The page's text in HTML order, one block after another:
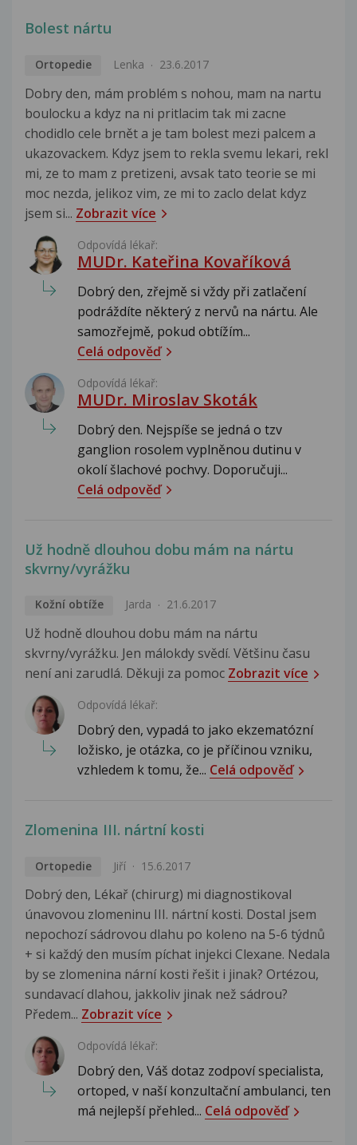
Bolest nártu
Ortopedie Lenka 23.6.2017
Dobry den, mám problém s nohou, mam na nartu
boulocku a kdyz na ni pritlacim tak mi zacne
chodidlo cele brnět a je tam bolest mezi palcem a
ukazovackem. Kdyz jsem to rekla svemu lekari, rekl
mi, ze to mam z pretizeni, avsak tato teorie se mi
moc nezda, jelikoz vim, ze mi to zaclo delat kdyz
jsem si... Zobrazit více
Odpovídá lékař:
MUDr. Kateřina Kovaříková
Dobrý den, zřejmě si vždy při zatlačení
podráždíte některý z nervů na nártu. Ale
samozřejmě, pokud obtížím...
Celá odpověď
Odpovídá lékař:
MUDr. Miroslav Skoták
Dobrý den. Nejspíše se jedná o tzv
ganglion rosolem vyplněnou dutinu v
okolí šlachové pochvy. Doporučuji...
Celá odpověď
Už hodně dlouhou dobu mám na nártu
skvrny/vyrážku
Kožní obtíže Jarda 21.6.2017
Už hodně dlouhou dobu mám na nártu
skvrny/vyrážku. Jen málokdy svědí. Většinu času
není ani zarudlá. Děkuji za pomoc Zobrazit více
Odpovídá lékař:
Dobrý den, vypadá to jako ekzematózní
ložisko, je otázka, co je příčinou vzniku,
vzhledem k tomu, že... Celá odpověď
Zlomenina III. nártní kosti
Ortopedie Jiří 15.6.2017
Dobrý den, Lékař (chirurg) mi diagnostikoval
únavovou zlomeninu III. nártní kosti. Dostal jsem
nepochozí sádrovou dlahu po koleno na 5-6 týdnů
+ si každý den musím píchat injekci Clexane. Nedala
by se zlomenina nární kosti řešit i jinak? Ortézou,
sundavací dlahou, jakkoliv jinak než sádrou?
Předem... Zobrazit více
Odpovídá lékař:
Dobrý den, Váš dotaz zodpoví specialista,
ortoped, v naší konzultační ambulanci, ten
má nejlepší přehled... Celá odpověď